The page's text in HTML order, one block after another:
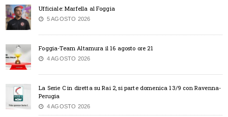
Ufficiale: Marfella al Foggia
5 AGOSTO 2026
Foggia-Team Altamura il 16 agosto ore 21
4 AGOSTO 2026
La Serie C in diretta su Rai 2, si parte domenica 13/9 con Ravenna-
Perugia
4 AGOSTO 2026